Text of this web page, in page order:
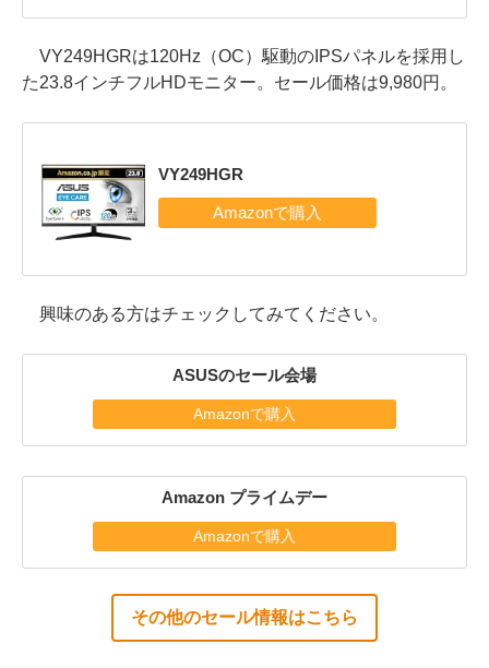
VY249HGRは120Hz（OC）駆動のIPSパネルを採用し
た23.8インチフルHDモニター。セール価格は9,980円。
VY249HGR
興味のある方はチェックしてみてください。
ASUSのセール会場
Amazonで購入
Amazon プライムデー
Amazonで購入
その他のセール情報はこちら